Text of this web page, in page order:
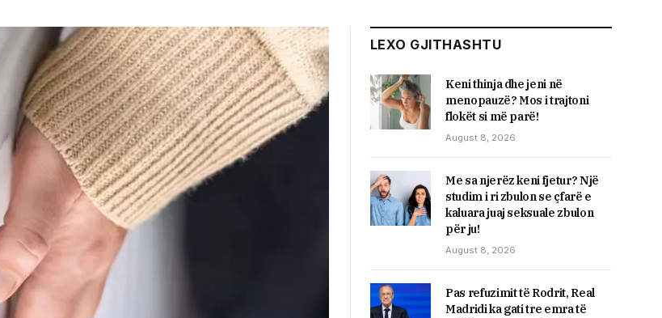
LEXO GJITHASHTU
Keni thinja dhe jeni në
menopauzë? Mos i trajtoni
flokët si më parë!
August 8, 2026
Me sa njerëz keni fjetur? Një
studim i ri zbulon se çfarë e
kaluara juaj seksuale zbulon
për ju!
August 8, 2026
Pas refuzimit të Rodrit, Real
Madridi ka gati tre emra të